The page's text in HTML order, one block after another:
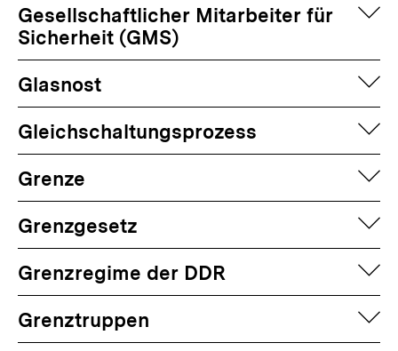
Gesellschaftlicher Mitarbeiter für
Sicherheit (GMS)
Glasnost
Gleichschaltungsprozess
Grenze
Grenzgesetz
Grenzregime der DDR
Grenztruppen